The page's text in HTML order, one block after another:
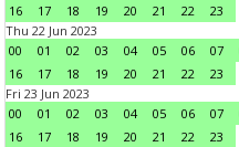
16
17 18 19 20 21 22
23
Thu 22 Jun 2023
00
01 02 03 04 05 06 07
16
17 18 19 20 21 22
23
Fri 23 Jun 2023
00
01 02 03 04 05 06 07
16
17 18 19 20 21 22
23